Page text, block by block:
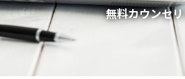
無料カウンセ